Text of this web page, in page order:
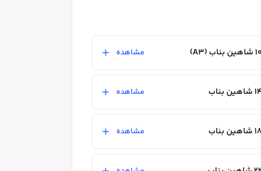
مشاهده
مشاهده
مشاهده